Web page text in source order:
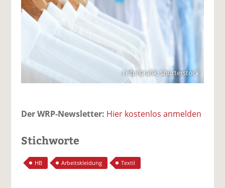
Foto/Grafik: Shutterstock
Der WRP-Newsletter: Hier kostenlos anmelden
Stichworte
HB Arbeitskleidung Textil